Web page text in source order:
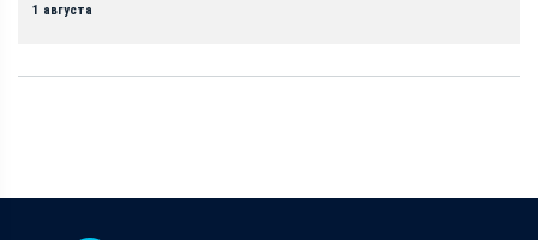
1 августа